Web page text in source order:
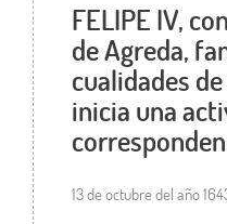
FELIPE IV,
de Agreda,
cualidades
inicia una
13 de octubre del año